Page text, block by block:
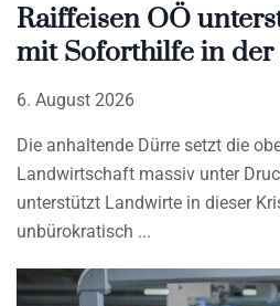
Raiffeisen OÖ
mit Soforthilfe in
6. August 2026
Die anhaltende Dürre setzt die
Landwirtschaft massiv unter
unterstützt Landwirte in dieser
unbürokratisch